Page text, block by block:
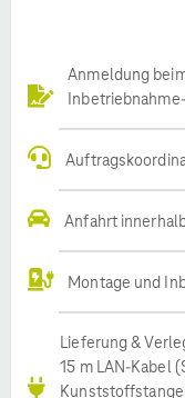
Anmeldung
Anfahrt
Montage und
Lieferung &
15 m LAN-Kabel